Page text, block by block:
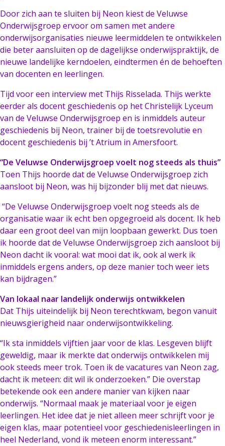
Door zich aan te sluiten bij Neon kiest de Veluwse
Onderwijsgroep ervoor om samen met andere
onderwijsorganisaties nieuwe leermiddelen te ontwikkelen
die beter aansluiten op de dagelijkse onderwijspraktijk, de
nieuwe landelijke kerndoelen, eindtermen én de behoeften
van docenten en leerlingen.
Tijd voor een interview met Thijs Risselada. Thijs werkte
eerder als docent geschiedenis op het Christelijk Lyceum
van de Veluwse Onderwijsgroep en is inmiddels auteur
geschiedenis bij Neon, trainer bij de toetsrevolutie en
docent geschiedenis bij ’t Atrium in Amersfoort.
“De Veluwse Onderwijsgroep voelt nog steeds als thuis”
Toen Thijs hoorde dat de Veluwse Onderwijsgroep zich
aansloot bij Neon, was hij bijzonder blij met dat nieuws.
“De Veluwse Onderwijsgroep voelt nog steeds als de
organisatie waar ik echt ben opgegroeid als docent. Ik heb
daar een groot deel van mijn loopbaan gewerkt. Dus toen
ik hoorde dat de Veluwse Onderwijsgroep zich aansloot bij
Neon dacht ik vooral: wat mooi dat ik, ook al werk ik
inmiddels ergens anders, op deze manier toch weer iets
kan bijdragen.”
Van lokaal naar landelijk onderwijs ontwikkelen
Dat Thijs uiteindelijk bij Neon terechtkwam, begon vanuit
nieuwsgierigheid naar onderwijsontwikkeling.
“Ik sta inmiddels vijftien jaar voor de klas. Lesgeven blijft
geweldig, maar ik merkte dat onderwijs ontwikkelen mij
ook steeds meer trok. Toen ik de vacatures van Neon zag,
dacht ik meteen: dit wil ik onderzoeken.” Die overstap
betekende ook een andere manier van kijken naar
onderwijs. “Normaal maak je materiaal voor je eigen
leerlingen. Het idee dat je niet alleen meer schrijft voor je
eigen klas, maar potentieel voor geschiedenisleerlingen in
heel Nederland, vond ik meteen enorm interessant.”